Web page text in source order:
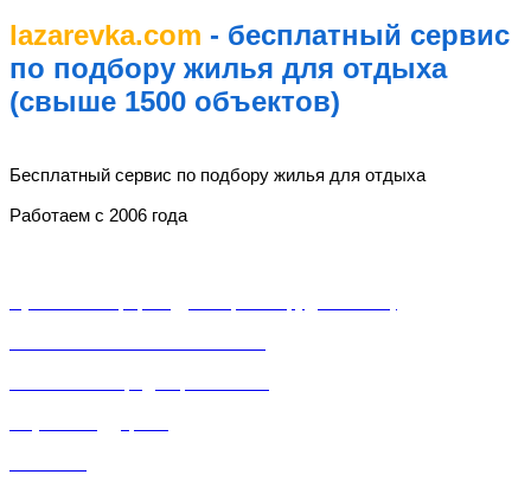
lazarevka.com - бесплатный сервис
по подбору жилья для отдыха
(свыше 1500 объектов)
Бесплатный сервис по подбору жилья для отдыха
Работаем с 2006 года